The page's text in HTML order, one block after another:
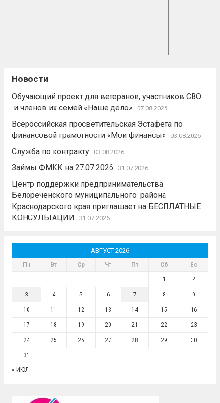
Новости
Обучающий проект для ветеранов, участников СВО
и членов их семей «Наше дело»
07.08.2026
Всероссийская просветительская Эстафета по
финансовой грамотности «Мои финансы»
03.08.2026
Служба по контракту 03.08.2026
Займы ФМКК на 27.07.2026 31.07.2026
Центр поддержки предпринимательства
Белореченского муниципального района
Краснодарского края приглашает на БЕСПЛАТНЫЕ
КОНСУЛЬТАЦИИ
31.07.2026
АВГУСТ 2026
Пн Вт Ср Чт Пт Сб Вс
1 2
3 4 5 6 7 8 9
10 11 12 13 14 15 16
17 18 19 20 21 22 23
24 25 26 27 28 29 30
31
« ИЮЛ